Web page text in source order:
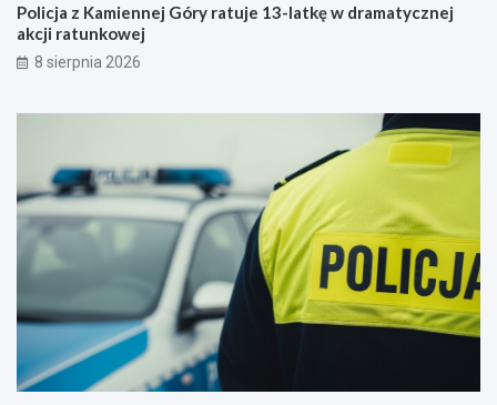
Policja z Kamiennej Góry ratuje 13-latkę w dramatycznej
akcji ratunkowej
8 sierpnia 2026